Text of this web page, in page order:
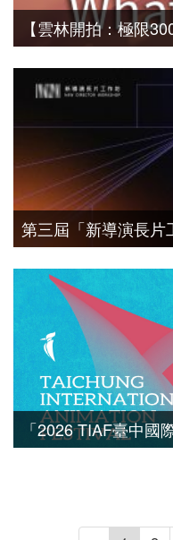
【雲林開拍：極限
片徵件活動】冠軍獎
第三屆「新導演長片
方位專業課程助攻新
「2026 TIAF臺中國
年4月1日起至6月30